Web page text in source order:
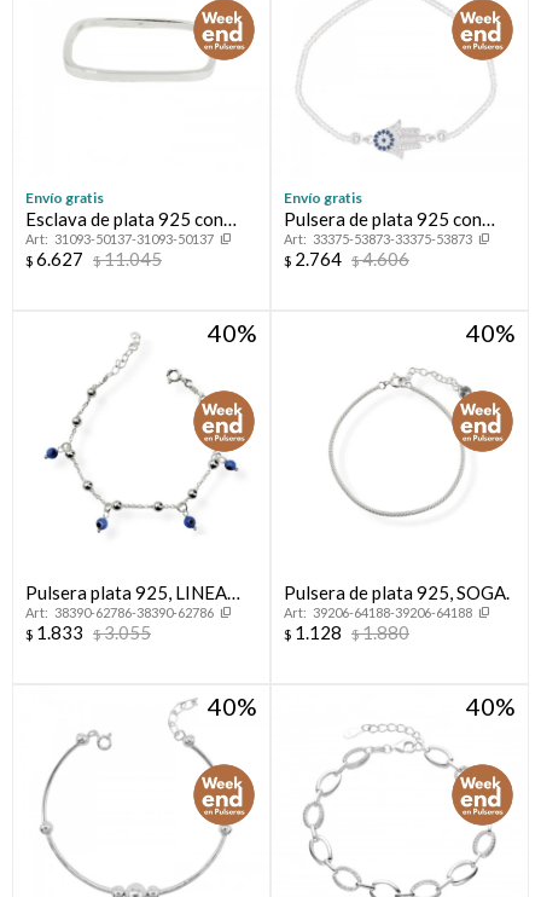
Envío gratis
Esclava de plata 925 con
cierre de caja.
31093-50137-31093-50137
$ 6.627 $11.045
Envío gratis
Pulsera de plata 925 con
circonias, MANO DE
FATIMA.
33375-53873-33375-53873
$ 2.764 $4.606
40
Pulsera plata 925, LINEA
NAZAR.38390-62786-38390-62786
$ 1.833 $3.055
40
Pulsera de plata 925, SOGA.
39206-64188-39206-64188
$ 1.128 $1.880
40 40